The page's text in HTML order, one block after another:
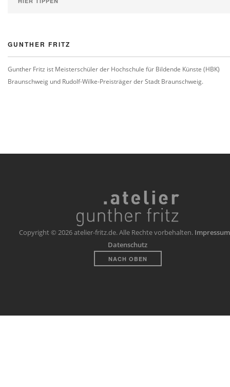
GUNTHER FRITZ
Gunther Fritz ist Meisterschüler der Hochschule für Bildende Künste (HBK)
Braunschweig und Rudolf-Wilke-Preisträger der Stadt Braunschweig.
Copyright © 2026 atelier-fritz.de. Alle Rechte vorbehalten.
Datenschutz
NACH OBEN